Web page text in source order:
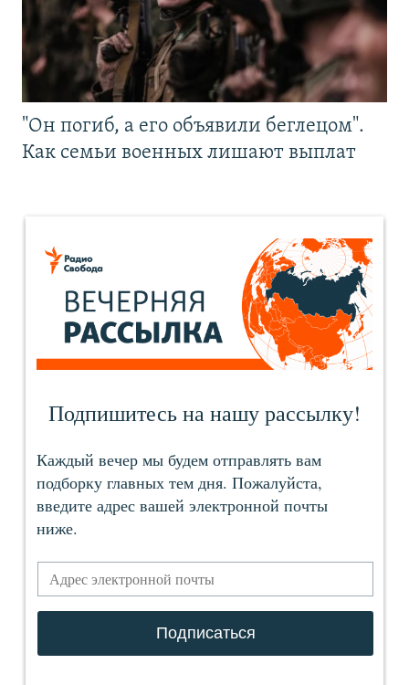
"Он погиб, а его объявили беглецом".
Как семьи военных лишают выплат